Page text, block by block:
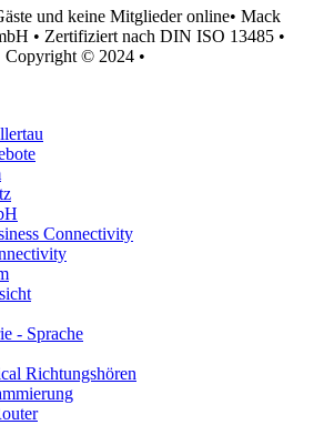
und keine Mitglieder online• Mack
• Zertifiziert nach DIN ISO 13485 •
Copyright © 2024 •
Connectivity
- Sprache
Richtungshören